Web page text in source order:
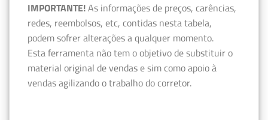
IMPORTANTE!As informações de preços, carências,
redes, reembolsos, etc, contidas nesta tabela,
podem sofrer alterações a qualquer momento.
Esta ferramenta não tem o objetivo de substituir o
material original de vendas e sim como apoio à
vendas agilizando o trabalho do corretor.